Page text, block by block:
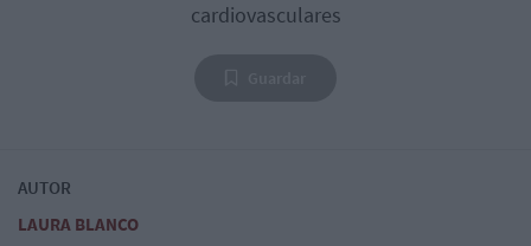
cardiovasculares
AUTOR
LAURA BLANCO